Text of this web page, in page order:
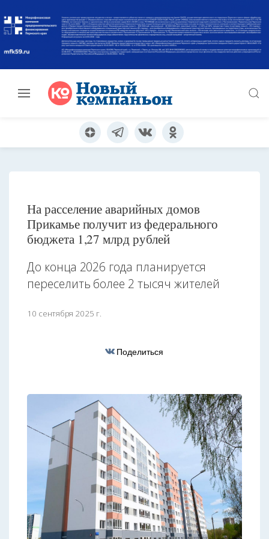
На расселение аварийных домов
Прикамье получит из федерального
бюджета 1,27 млрд рублей
До конца 2026 года планируется
переселить более 2 тысяч жителей
10 сентября 2025 г.
Поделиться